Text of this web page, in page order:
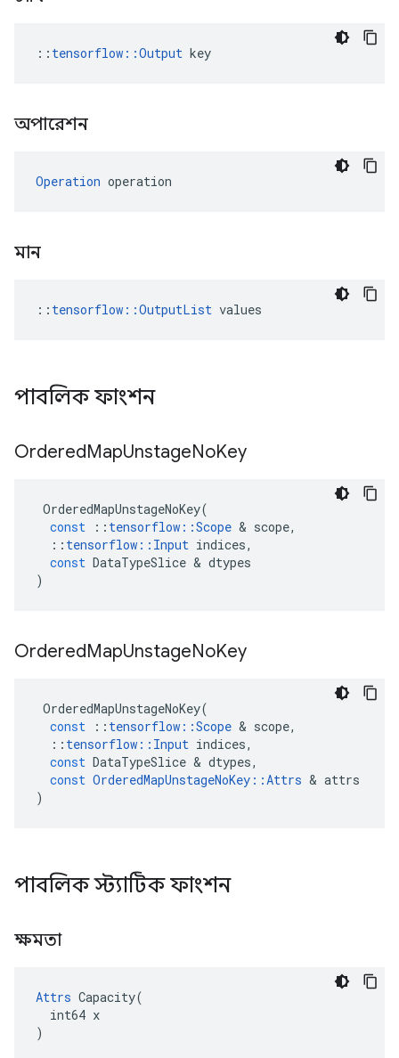
:: tensorflow::Output key
অপারেশন
Operation operation
মান
:: tensorflow::OutputList values
পাবলিক ফাংশন
OrderedMapUnstageNoKey
OrderedMapUnstageNoKey(
const
:: tensorflow ::Scope & scope,
:: tensorflow :: Input indices,
const DataTypeSlice & dtypes
)
OrderedMapUnstageNoKey
OrderedMapUnstageNoKey(
const
:: tensorflow ::Scope & scope,
:: tensorflow :: Input indices,
const DataTypeSlice & dtypes,
const OrderedMapUnstageNoKey ::Attrs & attrs
)
পাবলিক স্ট্যাটিক ফাংশন
ক্ষমতা
Attrs Capacity(
  int64 x
)